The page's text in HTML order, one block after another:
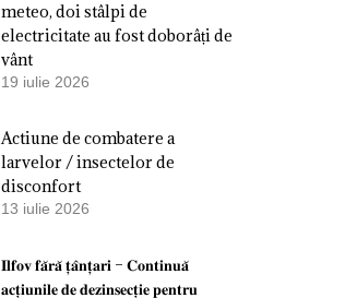
meteo, doi stâlpi de
electricitate au fost doborâți de
vânt
19 iulie 2026
Actiune de combatere a
larvelor / insectelor de
disconfort
13 iulie 2026
𝐈𝐥𝐟𝐨𝐯 𝐟𝐚̆𝐫𝐚̆ 𝐭̦𝐚̂𝐧𝐭̦𝐚𝐫𝐢 – 𝐂𝐨𝐧𝐭𝐢𝐧𝐮𝐚̆
𝐚𝐜𝐭̦𝐢𝐮𝐧𝐢𝐥𝐞 𝐝𝐞 𝐝𝐞𝐳𝐢𝐧𝐬𝐞𝐜𝐭̦𝐢𝐞 𝐩𝐞𝐧𝐭𝐫𝐮